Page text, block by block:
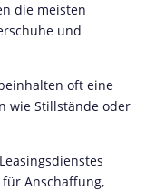
die meisten
und
oft eine
wie Stillstände oder
Anschaffung,